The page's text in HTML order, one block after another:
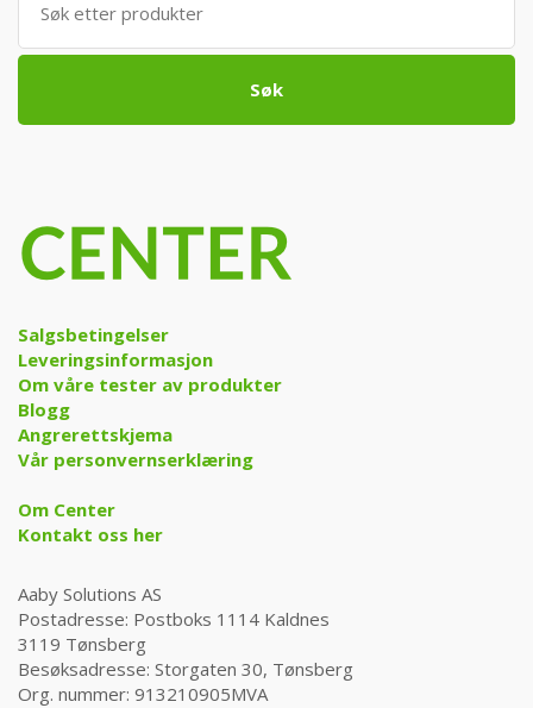
etter:
Søk
Salgsbetingelser
Leveringsinformasjon
Om våre tester av produkter
Blogg
Angrerettskjema
Vår personvernserklæring
Om Center
Kontakt oss her
Aaby Solutions AS
Postadresse: Postboks 1114 Kaldnes
3119 Tønsberg
Besøksadresse: Storgaten 30, Tønsberg
Org. nummer: 913210905MVA